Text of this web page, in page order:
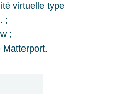
virtuelle type
;
;
Matterport.